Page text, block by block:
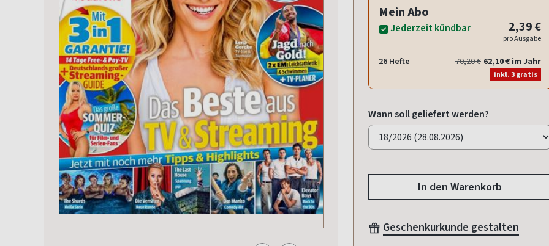
Mein Abo
Jederzeit kündbar 2,39 €
pro Ausgabe
26 Hefte 70,20 € 62,10 € im Jahr
inkl. 3 gratis
Wann soll geliefert werden?
In den Warenkorb
Geschenkurkunde gestalten